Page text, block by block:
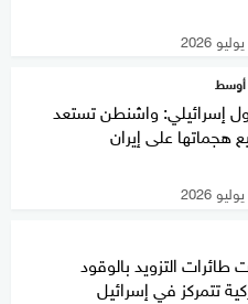
إسرائيلي: واشنطن تستعد
هجماتها على إيران
طائرات التزويد بالوقود
تتمركز في إسرائيل